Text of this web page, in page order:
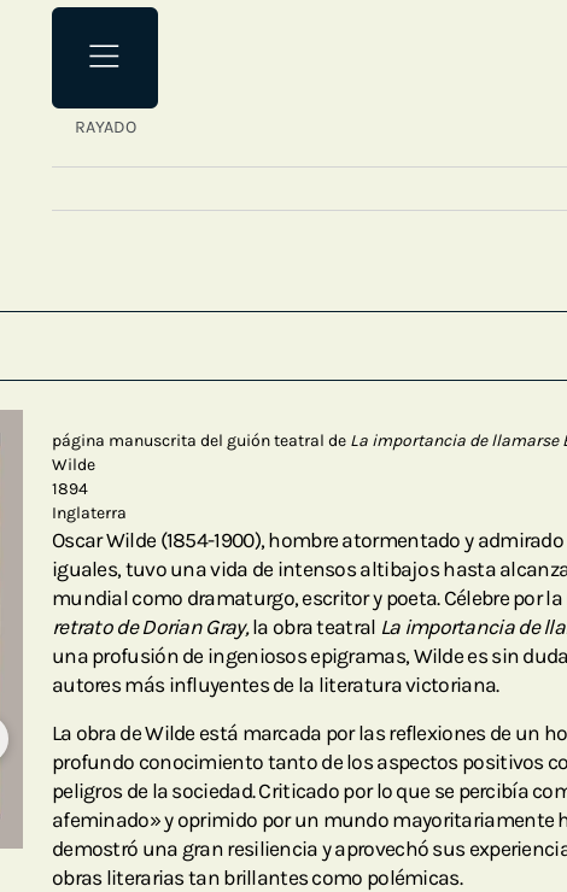
RAYADO
página manuscrita del guión teatral de La importancia de llamarse
Wilde
1894
Inglaterra
Oscar Wilde (1854-1900), hombre atormentado y
iguales, tuvo una vida de intensos altibajos hasta
mundial como dramaturgo, escritor y poeta. Célebre por
retrato de Dorian Gray,la obra teatral La importancia de
una profusión de ingeniosos epigramas, Wilde es sin
autores más influyentes de la literatura victoriana.
La obra de Wilde está marcada por las reflexiones de un
profundo conocimiento tanto de los aspectos positivos
peligros de la sociedad. Criticado por lo que se percibía
afeminado» y oprimido por un mundo mayoritariamente
demostró una gran resiliencia y aprovechó sus
obras literarias tan brillantes como polémicas.